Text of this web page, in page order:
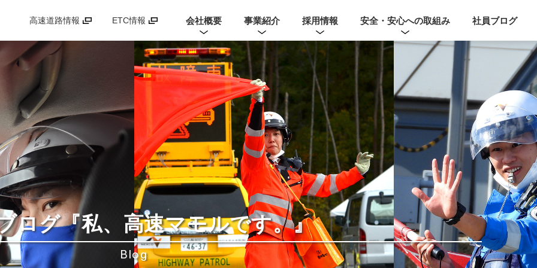
高速道路情報 ETC情報 会社概要 事業紹介 採用情報 安全・安心への取組み 社員ブログ
ログ『私、高速マモルです。』
Blog